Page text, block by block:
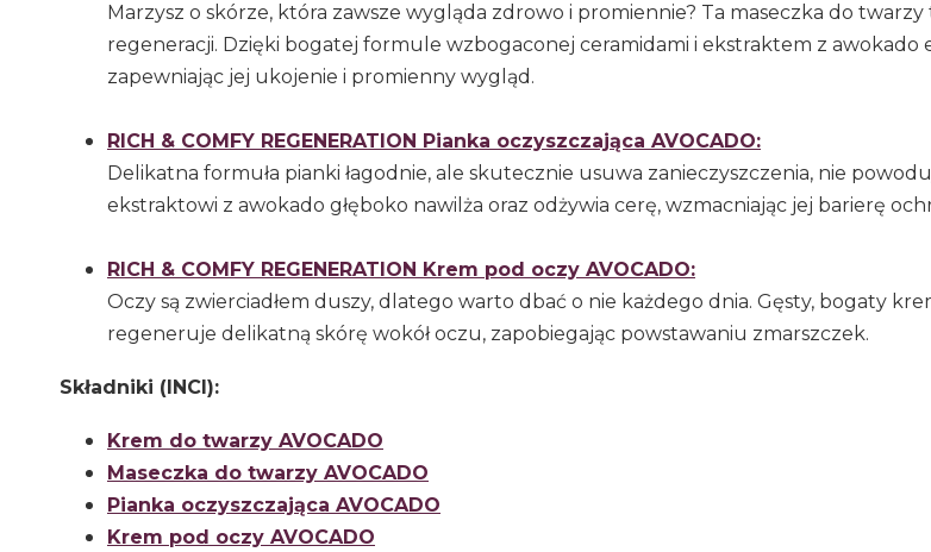
Marzysz o skórze, która zawsze wygląda zdrowo i promiennie? Ta maseczka do
regeneracji. Dzięki bogatej formule wzbogaconej ceramidami i ekstraktem z awokado
zapewniając jej ukojenie i promienny wygląd.
RICH & COMFY REGENERATION Pianka oczyszczająca AVOCADO:
Delikatna formuła pianki łagodnie, ale skutecznie usuwa zanieczyszczenia, nie
ekstraktowi z awokado głęboko nawilża oraz odżywia cerę, wzmacniając jej barierę
RICH & COMFY REGENERATION Krem pod oczy AVOCADO:
Oczy są zwierciadłem duszy, dlatego warto dbać o nie każdego dnia. Gęsty, bogaty
regeneruje delikatną skórę wokół oczu, zapobiegając powstawaniu zmarszczek.
Składniki (INCI):
Krem do twarzy AVOCADO
Maseczka do twarzy AVOCADO
Pianka oczyszczająca AVOCADO
Krem pod oczy AVOCADO